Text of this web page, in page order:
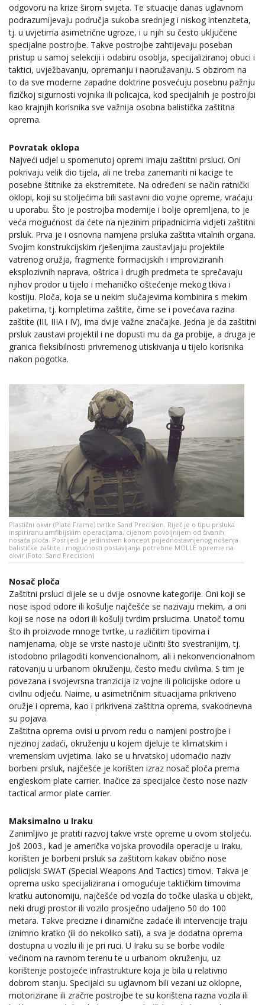
odgovoru na krize širom svijeta. Te situacije danas uglavnom
podrazumijevaju područja sukoba srednjeg i niskog intenziteta,
tj. u uvjetima asimetrične ugroze, i u njih su često uključene
specijalne postrojbe. Takve postrojbe zahtijevaju poseban
pristup u samoj selekciji i odabiru osoblja, specijaliziranoj obuci i
taktici, uvježbavanju, opremanju i naoružavanju. S obzirom na
to da sve moderne zapadne doktrine posvećuju posebnu pažnju
fizičkoj sigurnosti vojnika ili policajca, kod specijalnih je postrojbi
kao krajnjih korisnika sve važnija osobna balistička zaštitna
oprema.
Povratak oklopa
Najveći udjel u spomenutoj opremi imaju zaštitni prsluci. Oni
pokrivaju velik dio tijela, ali ne treba zanemariti ni kacige te
posebne štitnike za ekstremitete. Na određeni se način ratnički
oklopi, koji su stoljećima bili sastavni dio vojne opreme, vraćaju
u uporabu. Što je postrojba modernije i bolje opremljena, to je
veća mogućnost da ćete na njezinim pripadnicima vidjeti zaštitni
prsluk. Prva je i osnovna namjena prsluka zaštita vitalnih organa.
Svojim konstrukcijskim rješenjima zaustavljaju projektile
vatrenog oružja, fragmente formacijskih i improviziranih
eksplozivnih naprava, oštrica i drugih predmeta te sprečavaju
njihov prodor u tijelo i mehaničko oštećenje mekog tkiva i
kostiju. Ploča, koja se u nekim slučajevima kombinira s mekim
paketima, tj. kompletima zaštite, čime se i povećava razina
zaštite (III, IIIA i IV), ima dvije važne značajke. Jedna je da zaštitni
prsluk zaustavi projektil i ne dopusti mu da ga probije, a druga je
granica fleksibilnosti privremenog utiskivanja u tijelo korisnika
nakon pogotka.
Plastični okvir (Plate Frame) tvrtke Sand Precision. Riječ je o tipu prsluka
inspiriranu amfibijskim operacijama, cijenom povoljnijem od šivanih
nosača ploča. Posrijedi je jedinstven koncept pojednostavnjenog nošenja
balističke zaštite i mogućnosti postavljanja potrebne MOLLE opreme na
okvir (Foto: Sand Precision)
Nosač ploča
Zaštitni prsluci dijele se u dvije osnovne kategorije. Oni koji se
nose ispod odore ili košulje najčešće se nazivaju mekim, a oni
koji se nose na odori ili košulji tvrdim prslucima. Unatoč tomu
što ih proizvode mnoge tvrtke, u različitim tipovima i
namjenama, obje se vrste nastoje učiniti što svestranijim, tj.
istodobno prilagoditi konvencionalnom, ali i nekonvencionalnom
ratovanju u urbanom okruženju, često među civilima. S tim je
povezana i svojevrsna tranzicija iz vojne ili policijske odore u
civilnu odjeću. Naime, u asimetričnim situacijama prikriveno
oružje i oprema, kao i prikrivena zaštitna oprema, svakodnevna
su pojava.
Zaštitna oprema ovisi u prvom redu o namjeni postrojbe i
njezinoj zadaći, okruženju u kojem djeluje te klimatskim i
vremenskim uvjetima. Iako se u hrvatskoj udomaćio naziv
borbeni prsluk, najčešće je korišten izraz nosač ploča prema
engleskom plate carrier. Inačice za specijalce često nose naziv
tactical armor plate carrier.
Maksimalno u Iraku
Zanimljivo je pratiti razvoj takve vrste opreme u ovom stoljeću.
Još 2003., kad je američka vojska provodila operacije u Iraku,
korišten je borbeni prsluk sa zaštitom kakav obično nose
policijski SWAT (Special Weapons And Tactics) timovi. Takva je
oprema usko specijalizirana i omogućuje taktičkim timovima
kratku autonomiju, najčešće od vozila do točke ulaska u objekt,
neki drugi prostor ili vozilo prosječno udaljeno 50 do 100
metara. Takve precizne i dinamične zadaće ili intervencije traju
iznimno kratko (ili do nekoliko sati), a sva je dodatna oprema
dostupna u vozilu ili je pri ruci. U Iraku su se borbe vodile
većinom na ravnom terenu te u urbanom okruženju, uz
korištenje postojeće infrastrukture koja je bila u relativno
dobrom stanju. Specijalci su uglavnom bili vezani uz oklopne,
motorizirane ili zračne postrojbe te su korištena razna vozila ili